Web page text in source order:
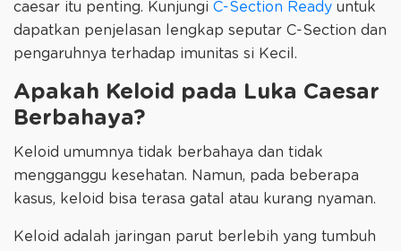
caesar itu penting. Kunjungi C-Section Ready untuk
dapatkan penjelasan lengkap seputar C-Section dan
pengaruhnya terhadap imunitas si Kecil.
Apakah Keloid pada Luka Caesar
Berbahaya?
Keloid umumnya tidak berbahaya dan tidak
mengganggu kesehatan. Namun, pada beberapa
kasus, keloid bisa terasa gatal atau kurang nyaman.
Keloid adalah jaringan parut berlebih yang tumbuh